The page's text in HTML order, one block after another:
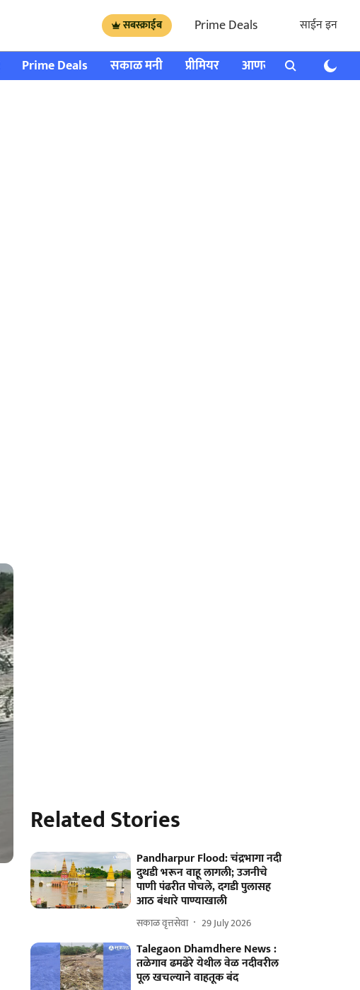
सबस्क्राईब Prime Deals साईन इन
Prime Deals सकाळ मनी प्रीमियर आणखी राशी भविष्य
Related Stories
Pandharpur Flood: चंद्रभागा नदी
दुथडी भरून वाहू लागली; उजनीचे
पाणी पंढरीत पोचले, दगडी पुलासह
आठ बंधारे पाण्याखाली
सकाळ वृत्तसेवा 29 July 2026
Talegaon Dhamdhere News :
तळेगाव ढमढेरे येथील वेळ नदीवरील
पूल खचल्याने वाहतूक बंद